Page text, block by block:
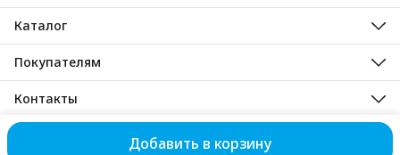
Добавить в корзину
Каталог
Унты мужские зимние
Унты женские зимние
Унты детские зимние
Женские демисезонные сапоги и ботинки
Покупателям
Унты зимние
Унты монгольские
Ичиги мужские
Корпоративные заказы (B2B)
Контакты
Адрес
Республика Хакасия, рп. Усть-Абакан, ул. Набережная, 29а
© Снежная ласка 2003-2026ОплатаДоставка